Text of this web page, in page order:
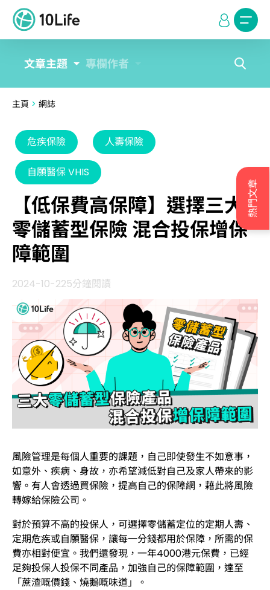
熱門文章
文章主題 專欄作者
主頁 > 網誌
危疾保險 人壽保險
自願醫保 VHIS
【低保費高保障】選擇三大
零儲蓄型保險 混合投保增保
障範圍
2024-10-225分鐘閱讀
風險管理是每個人重要的課題，自己即使發生不如意事，
如意外、疾病、身故，亦希望減低對自己及家人帶來的影
響。有人會透過買保險，提高自己的保障網，藉此將風險
轉嫁給保險公司。
對於預算不高的投保人，可選擇零儲蓄定位的定期人壽、
定期危疾或自願醫保，讓每一分錢都用於保障，所需的保
費亦相對便宜。我們還發現，一年4000港元保費，已經
足夠投保人投保不同產品，加強自己的保障範圍，達至
「蔗渣嘅價錢、燒鵝嘅味道」。